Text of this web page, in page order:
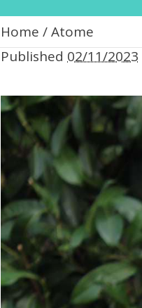
Home /Atome
Published 02/11/2023